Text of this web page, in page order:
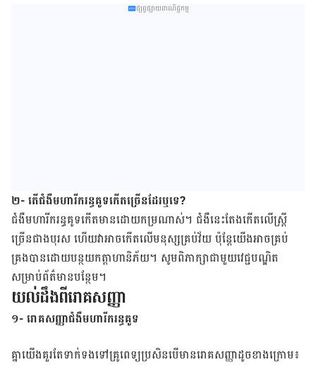
ផ្សព្វផ្សាយពាណិជ្ជកម្ម
២- តើជំងឺមហារីករន្ធគូទកើតច្រើនដែរឬទេ?
ជំងឺ​មហារីក​រន្ធ​គូទកើត​មាន​ដោយ​កម្រ​ណាស់​។ ជំងឺ​នេះ​តែង​​កើត​លើ​ស្រ្តី​
ច្រើន​ជាង​បុរស ហើយ​វា​អាច​កើត​លើ​មនុស្ស​គ្រប់​វ័យ ប៉ុន្តែ​​យើង​អាច​គ្រប់​
គ្រង​​បាន​ដោយ​បន្ថយ​កត្តា​ហានិភ័យ​។ សូម​ពិភាក្សា​ជា​មួយ​វេជ្ជបណ្ឌិត​​
សម្រាប់​ព័ត៌មាន​បន្ថែម។
យល់ដឹង​ពី​រោគ​សញ្ញា
១- រោគសញ្ញាជំងឺមហារីករន្ធគូទ
គ្នា​យើង​​​គួរ​តែ​ទាក់​ទង​ទៅ​គ្រូ​ពេទ្យ​ប្រសិន​បើ​​មាន​រោគ​សញ្ញា​ដូច​ខាង​ក្រោម៖